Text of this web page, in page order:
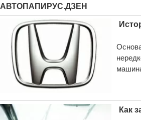
АВТОПАПИРУС.ДЗЕН
Как